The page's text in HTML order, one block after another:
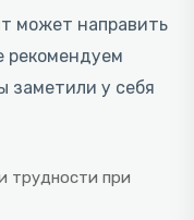
может направить
рекомендуем
заметили у себя
трудности при